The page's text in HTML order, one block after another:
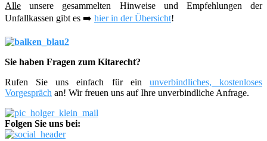
Alle unsere gesammelten Hinweise und Empfehlungen der
Unfallkassen gibt es ➡️ hier in der Übersicht!
Sie haben Fragen zum Kitarecht?
Rufen Sie uns einfach für ein
unverbindliches, kostenloses
Vorgespräch an! Wir freuen uns auf Ihre unverbindliche Anfrage.
Folgen Sie uns bei: